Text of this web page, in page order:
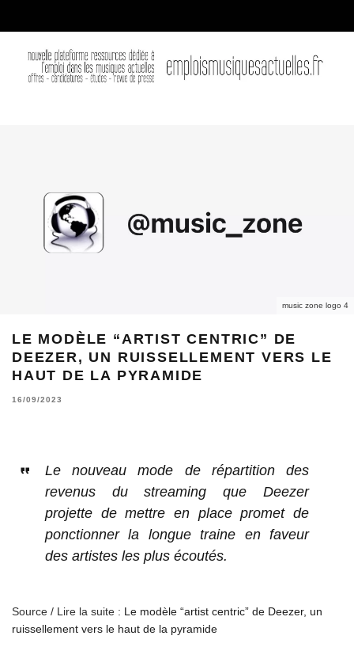
music zone logo 4
LE MODÈLE “ARTIST CENTRIC” DE
DEEZER, UN RUISSELLEMENT VERS LE
HAUT DE LA PYRAMIDE
16/09/2023
Le nouveau mode de répartition des
revenus du streaming que Deezer
projette de mettre en place promet de
ponctionner la longue traine en faveur
des artistes les plus écoutés.
Source / Lire la suite : Le modèle “artist centric” de Deezer, un
ruissellement vers le haut de la pyramide